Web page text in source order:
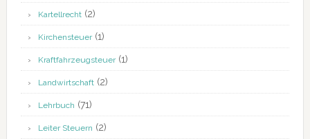
Kartellrecht(2)
Kirchensteuer(1)
Kraftfahrzeugsteuer(1)
Landwirtschaft(2)
Lehrbuch (71)
Leiter Steuern (2)